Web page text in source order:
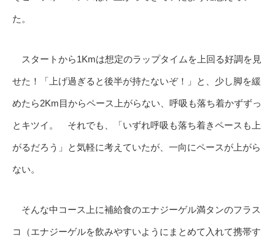
た。
スタートから1Kmは想定のラップタイムを上回る好調を見
せた！「上げ過ぎると後半が持たないぞ！」と、少し脚を緩
めたら2Km目からペース上がらない、呼吸も落ち着かずずっ
とキツイ。 それでも、「いずれ呼吸も落ち着きペースも上
がるだろう」と気軽に考えていたが、一向にペースが上がら
ない。
そんな中コース上に補給食のエナジーゲル満タンのフラス
コ（エナジーゲルを飲みやすいようにまとめて入れて携帯す